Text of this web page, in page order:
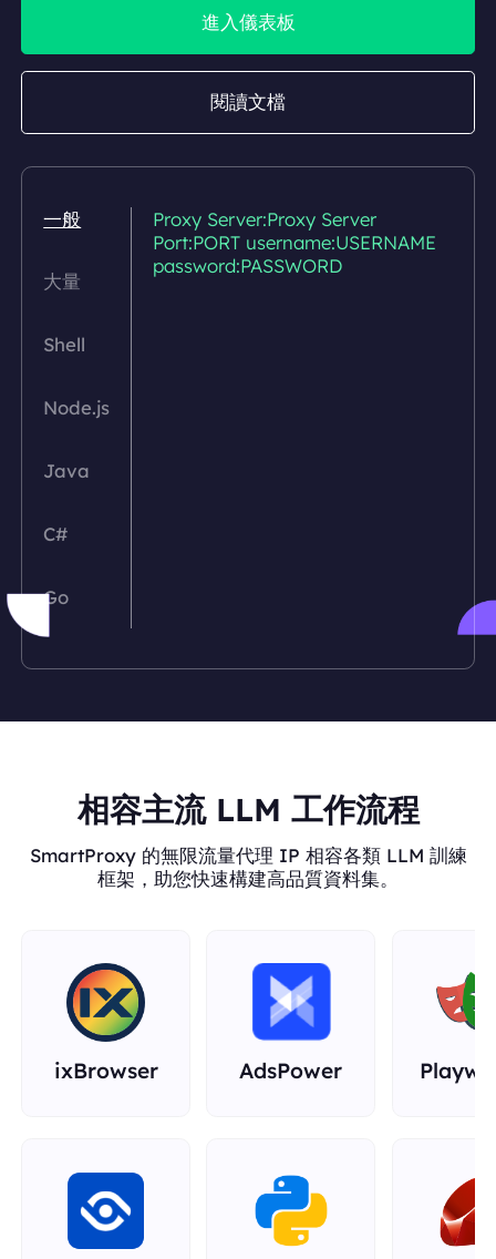
進入儀表板
閱讀文檔
一般
大量
Shell
Node.js
Java
C#
Go
Python
Rust
Proxy Server:Proxy Server
Port:PORT username:USERNAME
password:PASSWORD
相容主流 LLM 工作流程
SmartProxy 的無限流量代理 IP 相容各類 LLM 訓練
框架，助您快速構建高品質資料集。
ixBrowser AdsPower